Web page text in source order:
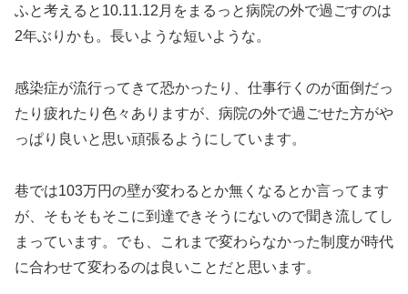
ふと考えると10.11.12月をまるっと病院の外で過ごすのは
2年ぶりかも。長いような短いような。
感染症が流行ってきて恐かったり、仕事行くのが面倒だっ
たり疲れたり色々ありますが、病院の外で過ごせた方がや
っぱり良いと思い頑張るようにしています。
巷では103万円の壁が変わるとか無くなるとか言ってます
が、そもそもそこに到達できそうにないので聞き流してし
まっています。でも、これまで変わらなかった制度が時代
に合わせて変わるのは良いことだと思います。